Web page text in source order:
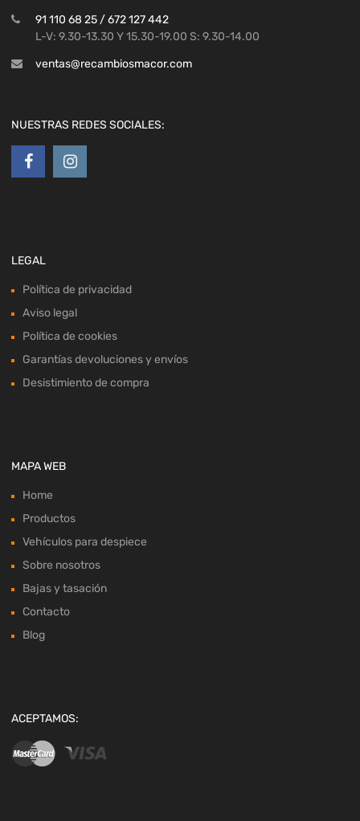
91 110 68 25 / 672 127 442
L-V: 9.30-13.30 Y 15.30-19.00 S: 9.30-14.00
ventas@recambiosmacor.com
NUESTRAS REDES SOCIALES:
LEGAL
Política de privacidad
Aviso legal
Política de cookies
Garantías devoluciones y envíos
Desistimiento de compra
MAPA WEB
Home
Productos
Vehículos para despiece
Sobre nosotros
Bajas y tasación
Contacto
Blog
ACEPTAMOS: